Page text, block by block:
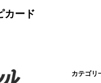
カード
カテゴリ